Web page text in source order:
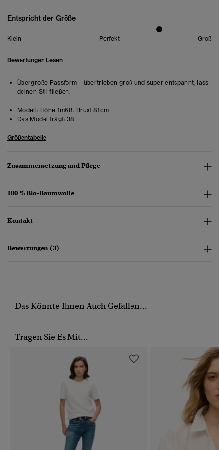
Entspricht der Größe
Klein Perfekt Groß
Bewertungen Lesen
Übergroße Passform – übertrieben groß und super entspannt, lass
deinen Stil fließen.
Modell: Höhe 1m68. Brust 81cm
Das Model trägt: 38
Größentabelle
Zusammensetzung und Pflege
100 % Bio-Baumwolle
Kontakt
Bewertungen (3)
Das Könnte Ihnen Auch Gefallen...
Tragen Sie Es Mit...